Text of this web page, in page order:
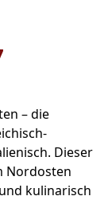
– die
Dieser
Nordosten
kulinarisch